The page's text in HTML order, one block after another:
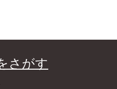
さがす